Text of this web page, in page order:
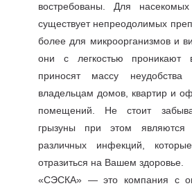
востребованы. Для
существует непреодолимых
более для микроорганизмов и
они с легкостью
приносят массу
владельцам домов, квартир и
помещений. Не стоит
грызуны при этом являются
различных инфекций,
отразиться на Вашем здоровье.
«СЭСКА» — это компания с